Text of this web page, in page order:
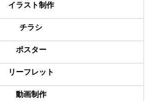
イラスト制作
チラシ
ポスター
リーフレット
動画制作